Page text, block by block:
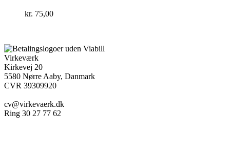
kr. 75,00
Virkeværk
Kirkevej 20
5580 Nørre Aaby, Danmark
CVR 39309920
cv@virkevaerk.dk
Ring 30 27 77 62